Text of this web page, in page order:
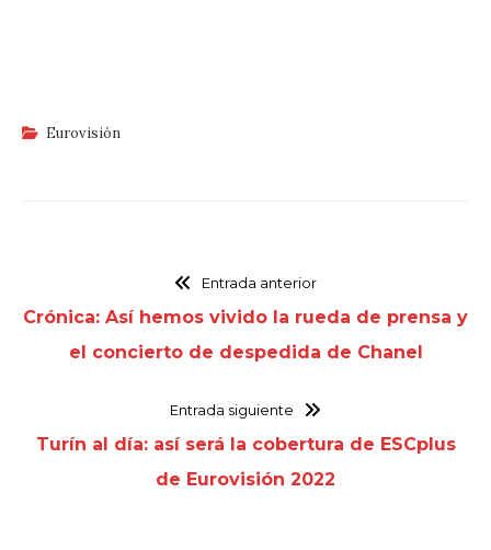
Eurovisión
Entrada anterior
Crónica: Así hemos vivido la rueda de prensa y
el concierto de despedida de Chanel
Entrada siguiente
Turín al día: así será la cobertura de ESCplus
de Eurovisión 2022